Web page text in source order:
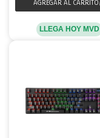
LLEGA HOY MVD